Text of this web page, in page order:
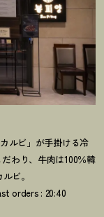
ルビ」が手掛ける冷
わり、牛肉は100％韓
ビ。
orders : 20:40